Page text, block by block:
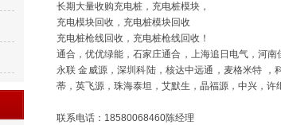
长期大量收购充电桩，充电桩模块，
充电模块回收，充电桩模块回收
充电桩枪线回收，充电桩枪线回收！
通合，优优绿能，石家庄通合，上海追日电气，河
永联 金威源，深圳科陆，核达中远通，麦格米特
，
蒂，英飞源，珠海泰坦，艾默生，晶福源，中兴，
联系电话：18580068460陈经理